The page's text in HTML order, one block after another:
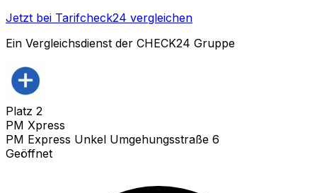
Jetzt bei Tarifcheck24 vergleichen
Ein Vergleichsdienst der CHECK24 Gruppe
Platz 2
PM Xpress
PM Express Unkel Umgehungsstraße 6
Geöffnet